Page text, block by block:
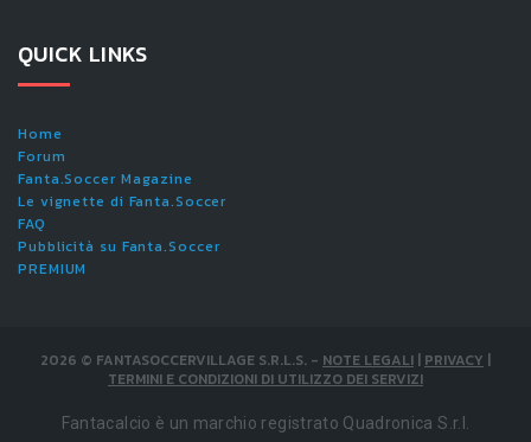
QUICK LINKS
Home
Forum
Fanta.Soccer Magazine
Le vignette di Fanta.Soccer
FAQ
Pubblicità su Fanta.Soccer
PREMIUM
2026 © FANTASOCCERVILLAGE S.R.L.S. - NOTE LEGALI | PRIVACY |
TERMINI E CONDIZIONI DI UTILIZZO DEI SERVIZI
Fantacalcio è un marchio registrato Quadronica S.r.l.